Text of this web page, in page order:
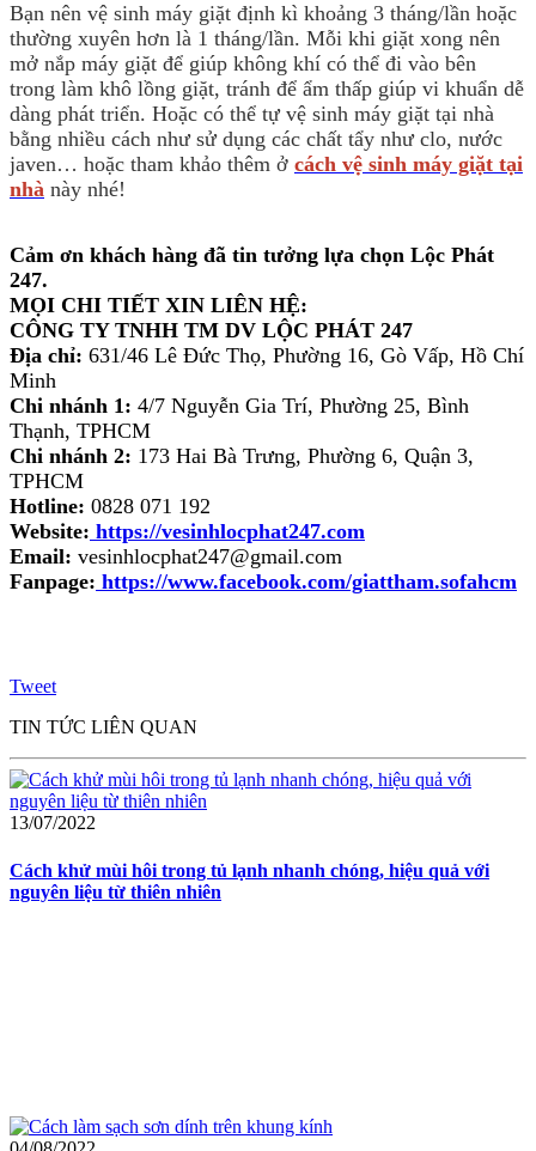
Bạn nên vệ sinh máy giặt định kì khoảng 3 tháng/lần hoặc
thường xuyên hơn là 1 tháng/lần. Mỗi khi giặt xong nên
mở nắp máy giặt để giúp không khí có thể đi vào bên
trong làm khô lồng giặt, tránh để ẩm thấp giúp vi khuẩn dễ
dàng phát triển. Hoặc có thể tự vệ sinh máy giặt tại nhà
bằng nhiều cách như sử dụng các chất tẩy như clo, nước
javen… hoặc tham khảo thêm ở cách vệ sinh máy giặt tại
nhà này nhé!
Cảm ơn khách hàng đã tin tưởng lựa chọn Lộc Phát
247.
MỌI CHI TIẾT XIN LIÊN HỆ:
CÔNG TY TNHH TM DV LỘC PHÁT 247
Địa chỉ: 631/46 Lê Đức Thọ, Phường 16, Gò Vấp, Hồ Chí
Minh
Chi nhánh 1: 4/7 Nguyễn Gia Trí, Phường 25, Bình
Thạnh, TPHCM
Chi nhánh 2: 173 Hai Bà Trưng, Phường 6, Quận 3,
TPHCM
Hotline: 0828 071 192
Website: https://vesinhlocphat247.com
Email: vesinhlocphat247@gmail.com
Fanpage: https://www.facebook.com/giattham.sofahcm
Tweet
TIN TỨC LIÊN QUAN
13/07/2022
Cách khử mùi hôi trong tủ lạnh nhanh chóng, hiệu quả với
nguyên liệu từ thiên nhiên